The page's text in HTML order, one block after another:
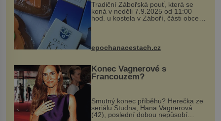
Tradiční Zábořská pouť, která se
koná v neděli 7.9.2025 od 11:00
hod. u kostela v Záboří, části obce
Kly u Mělníka. V programu naleznete
komentovanou prohlídku kostela,
epochanacestach.cz
Konec Vagnerové s
Francouzem?
Smutný konec příběhu? Herečka ze
seriálu Studna, Hana Vagnerová
(42), poslední dobou nepůsobí